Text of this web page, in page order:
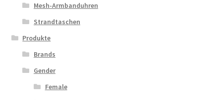
Mesh-Armbanduhren
Strandtaschen
Produkte
Brands
Gender
Female